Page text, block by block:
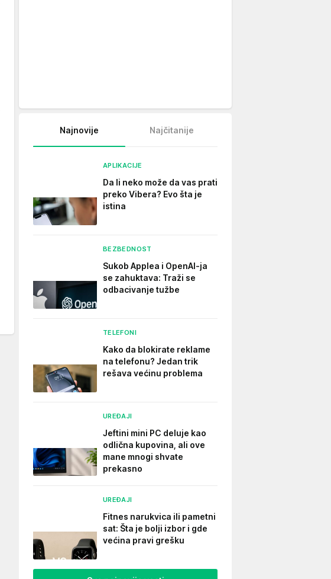
Najnovije Najčitanije
APLIKACIJE
Da li neko može da vas prati
preko Vibera? Evo šta je
istina
BEZBEDNOST
Sukob Applea i OpenAI-ja
se zahuktava: Traži se
odbacivanje tužbe
TELEFONI
Kako da blokirate reklame
na telefonu​? Jedan trik
rešava većinu problema
UREĐAJI
Jeftini mini PC deluje kao
odlična kupovina, ali ove
mane mnogi shvate
prekasno
UREĐAJI
Fitnes narukvica ili pametni
sat: Šta je bolji izbor i gde
većina pravi grešku